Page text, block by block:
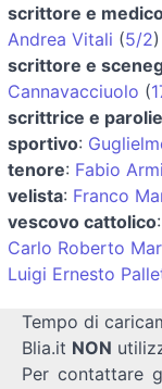
scrittore e
Andrea Vitali (5/2)
scrittore e
Cannavacciuolo (
scrittrice e
sportivo:
tenore: Fabio
velista: Franco
vescovo cattolico:
Carlo Roberto
Luigi Ernesto
Tempo di
Blia.it NON
Per contattare